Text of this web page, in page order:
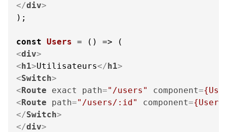
</div>
);
const Users = (
<div>
<h1>Utilisateurs</h1>
<Switch>
<Route exact path="/users" component=
<Route path="/users/:id" component=
</Switch>
</div>